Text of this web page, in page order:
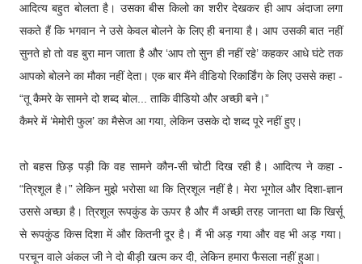
आदित्य बहुत बोलता है। उसका बीस किलो का शरीर देखकर ही आप अंदाजा लगा
सकते हैं कि भगवान ने उसे केवल बोलने के लिए ही बनाया है। आप उसकी बात नहीं
सुनते हो तो वह बुरा मान जाता है और ‘आप तो सुन ही नहीं रहे’ कहकर आधे घंटे तक
आपको बोलने का मौका नहीं देता। एक बार मैंने वीडियो रिकार्डिंग के लिए उससे कहा -
“तू कैमरे के सामने दो शब्द बोल... ताकि वीडियो और अच्छी बने।”
कैमरे में ‘मेमोरी फुल’ का मैसेज आ गया, लेकिन उसके दो शब्द पूरे नहीं हुए।
तो बहस छिड़ पड़ी कि वह सामने कौन-सी चोटी दिख रही है। आदित्य ने कहा -
“त्रिशूल है।” लेकिन मुझे भरोसा था कि त्रिशूल नहीं है। मेरा भूगोल और दिशा-ज्ञान
उससे अच्छा है। त्रिशूल रूपकुंड के ऊपर है और मैं अच्छी तरह जानता था कि खिर्सू
से रूपकुंड किस दिशा में और कितनी दूर है। मैं भी अड़ गया और वह भी अड़ गया।
परचून वाले अंकल जी ने दो बीड़ी खत्म कर दी, लेकिन हमारा फैसला नहीं हुआ।